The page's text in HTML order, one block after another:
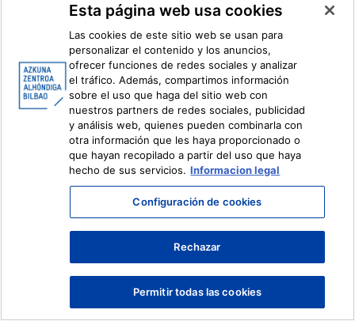
Instagram
Youtube
Ivoox
Información legal Sistema Interno de Información
Esta página web usa cookies
Las cookies de este sitio web se usan para
personalizar el contenido y los anuncios,
ofrecer funciones de redes sociales y analizar
el tráfico. Además, compartimos información
sobre el uso que haga del sitio web con
nuestros partners de redes sociales, publicidad
y análisis web, quienes pueden combinarla con
otra información que les haya proporcionado o
que hayan recopilado a partir del uso que haya
hecho de sus servicios. Informacion legal
Configuración de cookies
Rechazar
Permitir todas las cookies